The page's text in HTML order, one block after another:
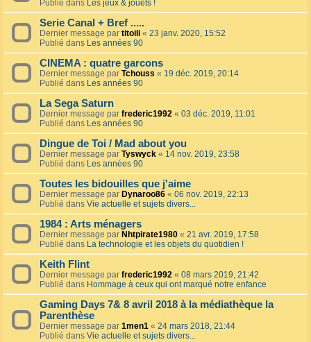
Publié dans Les jeux & jouets !
Serie Canal + Bref .....
Dernier message par titoili « 23 janv. 2020, 15:52
Publié dans Les années 90
CINEMA : quatre garcons
Dernier message par Tchouss « 19 déc. 2019, 20:14
Publié dans Les années 90
La Sega Saturn
Dernier message par frederic1992 « 03 déc. 2019, 11:01
Publié dans Les années 90
Dingue de Toi / Mad about you
Dernier message par Tyswyck « 14 nov. 2019, 23:58
Publié dans Les années 90
Toutes les bidouilles que j'aime
Dernier message par Dynaroo86 « 06 nov. 2019, 22:13
Publié dans Vie actuelle et sujets divers...
1984 : Arts ménagers
Dernier message par Nhtpirate1980 « 21 avr. 2019, 17:58
Publié dans La technologie et les objets du quotidien !
Keith Flint
Dernier message par frederic1992 « 08 mars 2019, 21:42
Publié dans Hommage à ceux qui ont marqué notre enfance
Gaming Days 7& 8 avril 2018 à la médiathèque la
Parenthèse
Dernier message par 1men1 « 24 mars 2018, 21:44
Publié dans Vie actuelle et sujets divers...